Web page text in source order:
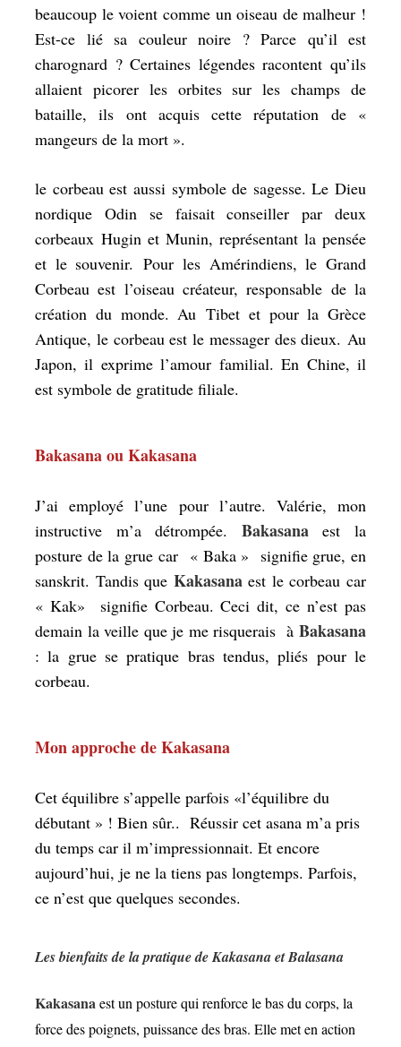
beaucoup le voient comme un oiseau de malheur !
Est-ce lié sa couleur noire ? Parce qu’il est
charognard ? Certaines légendes racontent qu’ils
allaient picorer les orbites sur les champs de
bataille, ils ont acquis cette réputation de «
mangeurs de la mort ».
le corbeau est aussi symbole de sagesse. Le Dieu
nordique Odin se faisait conseiller par deux
corbeaux Hugin et Munin, représentant la pensée
et le souvenir. Pour les Amérindiens, le Grand
Corbeau est l’oiseau créateur, responsable de la
création du monde. Au Tibet et pour la Grèce
Antique, le corbeau est le messager des dieux. Au
Japon, il exprime l’amour familial. En Chine, il
est symbole de gratitude filiale.
Bakasana ou Kakasana
J’ai employé l’une pour l’autre. Valérie, mon
instructive m’a détrompée. Bakasanaest la
posture de la grue car « Baka » signifie grue, en
sanskrit. Tandis que Kakasanaest le corbeau car
« Kak» signifie Corbeau. Ceci dit, ce n’est pas
demain la veille que je me risquerais à Bakasana
: la grue se pratique bras tendus, pliés pour le
corbeau.
Mon approche de Kakasana
Cet équilibre s’appelle parfois «l’équilibre du
débutant » ! Bien sûr.. Réussir cet asana m’a pris
du temps car il m’impressionnait. Et encore
aujourd’hui, je ne la tiens pas longtemps. Parfois,
ce n’est que quelques secondes.
Les bienfaits de la pratique de Kakasana et Balasana
Kakasanaest un posture qui renforce le bas du corps, la
force des poignets, puissance des bras. Elle met en action